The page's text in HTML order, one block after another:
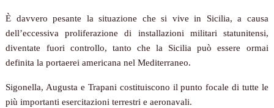
È davvero pesante la situazione che si vive in Sicilia, a causa
dell’eccessiva proliferazione di installazioni militari statunitensi,
diventate fuori controllo, tanto che la Sicilia può essere ormai
definita la portaerei americana nel Mediterraneo.
Sigonella, Augusta e Trapani costituiscono il punto focale di tutte le
più importanti esercitazioni terrestri e aeronavali.